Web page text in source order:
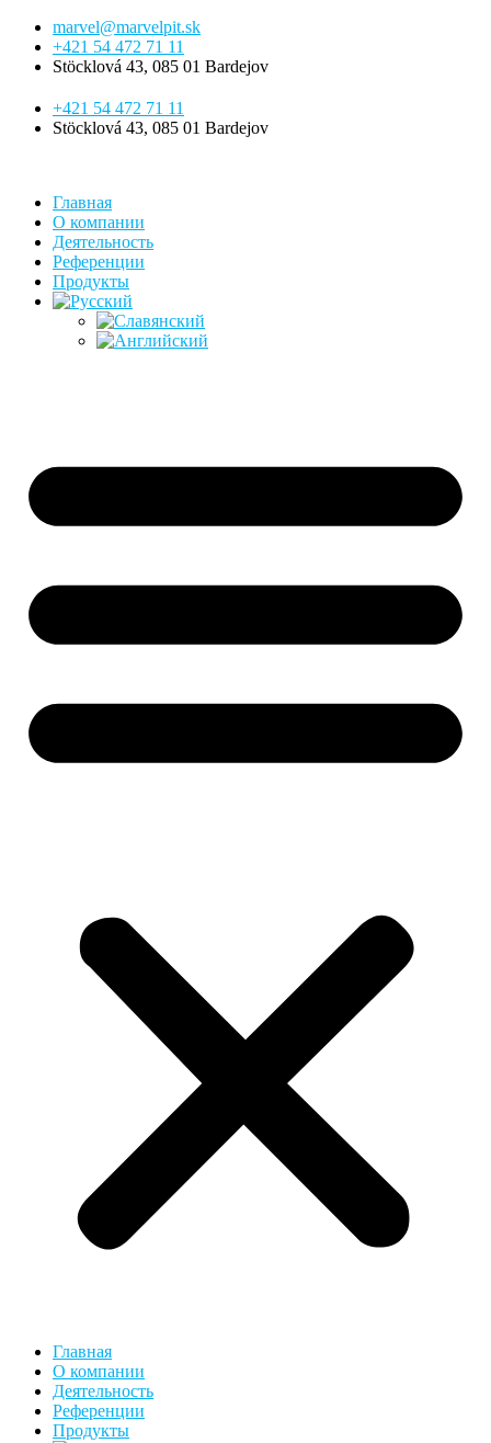
Перейти
содержимому
marvel@marvelpit.sk
+421 54 472 71 11
Stöcklová 43, 085 01 Bardejov
+421 54 472 71 11
Stöcklová 43, 085 01 Bardejov
Главная
О компании
Деятельность
Референции
Продукты
Главная
О компании
Деятельность
Референции
Продукты